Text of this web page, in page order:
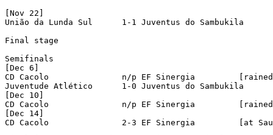
[Nov 22]
União da Lunda Sul	1-1 Juventus do Sambukila
Final stage
Semifinals
[Dec 6]
CD Cacolo		n/p EF Sinergia		[rained off]
Juventude Atlético      1-0 Juventus do Sambukila
[Dec 10]
CD Cacolo		n/p EF Sinergia		[rained off]
[Dec 14]
CD Cacolo		2-3 EF Sinergia		[at Saurimo]